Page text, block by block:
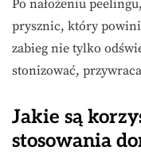
Po nałożeniu
prysznic, który
zabieg nie tylko
stonizować,
Jakie są
stosowania